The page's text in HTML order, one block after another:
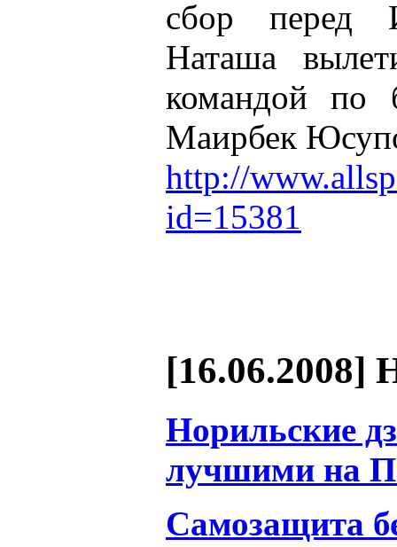
сбор перед
Наташа
командой по
Маирбек
http://
id=15381
[16.06.2008]
Норильские
лучшими на
Самозащита